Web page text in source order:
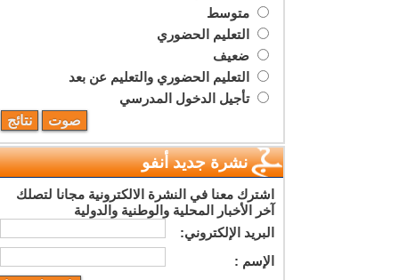
متوسط
التعليم الحضوري
ضعيف
التعليم الحضوري والتعليم عن بعد
تأجيل الدخول المدرسي
نشرة جديد أنفو
اشترك معنا في النشرة الالكترونية مجانا لتصلك
آخر الأخبار المحلية والوطنية والدولية
البريد اﻹلكتروني:
اﻹسم :